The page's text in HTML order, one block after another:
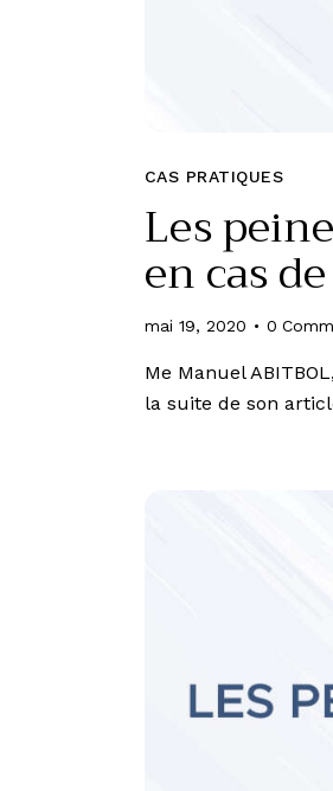
CAS PRATIQUES
Les
en cas
mai 19, 2020 0
Me Manuel
la suite de son